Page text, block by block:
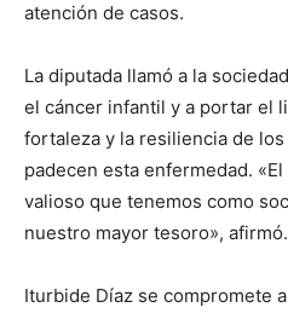
atención de casos.
La diputada llamó a la
el cáncer infantil y a portar el
fortaleza y la resiliencia de
padecen esta enfermedad.
valioso que tenemos como
nuestro mayor tesoro», afirmó.
Iturbide Díaz se compromete